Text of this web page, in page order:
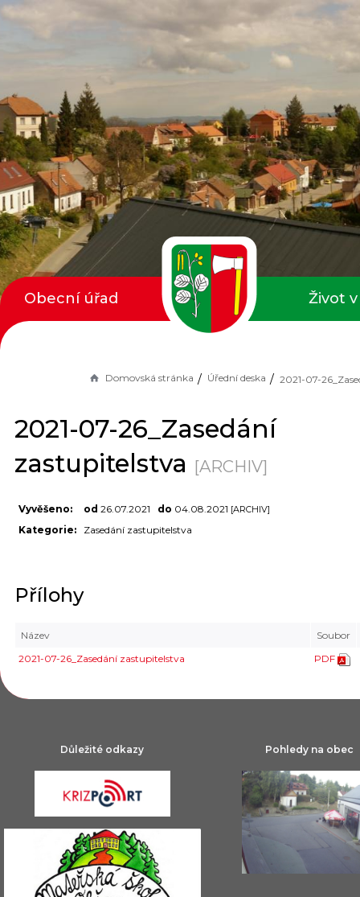
Domovská stránka Úřední deska
2021-07-26_Zasedání
zastupitelstva [ARCHIV]
Vyvěšeno: od 26.07.2021 do 04.08.2021 [ARCHIV]
Kategorie: Zasedání zastupitelstva
Přílohy
Název
Soubor
2021-07-26_Zasedání zastupitelstva
PDF
Obecní úřad Život
Důležité odkazy Pohledy na obec